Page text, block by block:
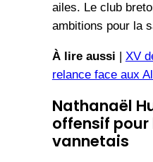
ailes. Le club
ambitions pour la
À lire aussi | XV
relance face aux
Nathanaël
offensif pour
vannetais